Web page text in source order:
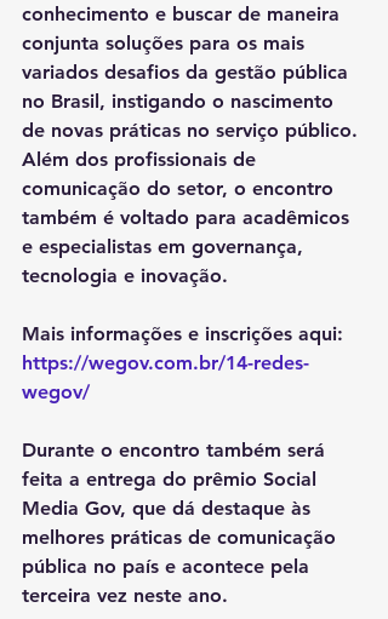
conhecimento e buscar de maneira
conjunta soluções para os mais
variados desafios da gestão pública
no Brasil, instigando o nascimento
de novas práticas no serviço público.
Além dos profissionais de
comunicação do setor, o encontro
também é voltado para acadêmicos
e especialistas em governança,
tecnologia e inovação.
Mais informações e inscrições aqui:
https://wegov.com.br/14-redes-
wegov/
Durante o encontro também será
feita a entrega do prêmio Social
Media Gov, que dá destaque às
melhores práticas de comunicação
pública no país e acontece pela
terceira vez neste ano.